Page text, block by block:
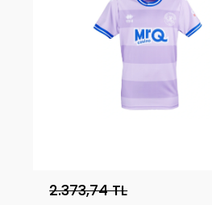
2.373,74 TL